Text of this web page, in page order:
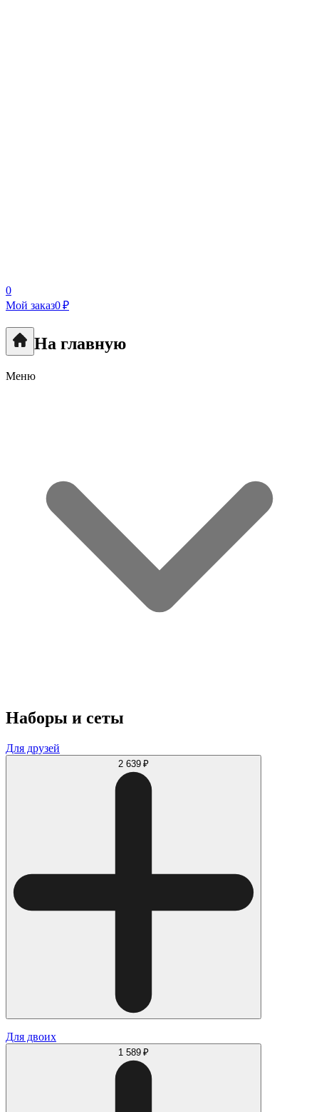
0
Мой заказ0 ₽
На главную
Меню
Наборы и сеты
Для друзей
2 639 ₽
Для двоих
1 589 ₽